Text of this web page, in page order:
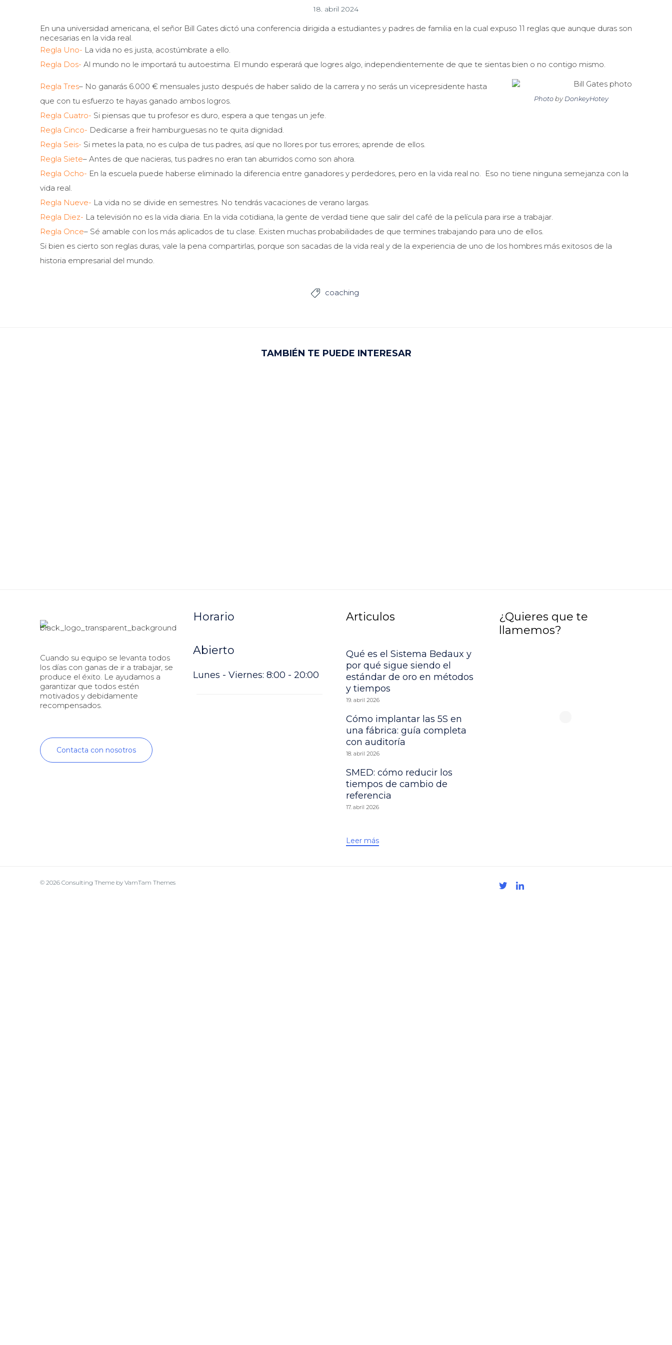
18. abril 2024
En una universidad americana, el señor Bill Gates dictó una conferencia dirigida a estudiantes y padres de familia en la cual expuso 11 reglas que aunque duras son
necesarias en la vida real.
Regla Uno- La vida no es justa, acostúmbrate a ello.
Regla Dos- Al mundo no le importará tu autoestima. El mundo esperará que logres algo, independientemente de que te sientas bien o no contigo mismo.
Photo by DonkeyHotey
Regla Tres– No ganarás 6.000 € mensuales justo después de haber salido de la carrera y no serás un vicepresidente hasta
que con tu esfuerzo te hayas ganado ambos logros.
Regla Cuatro- Si piensas que tu profesor es duro, espera a que tengas un jefe.
Regla Cinco- Dedicarse a freir hamburguesas no te quita dignidad.
Regla Seis- Si metes la pata, no es culpa de tus padres, así que no llores por tus errores; aprende de ellos.
Regla Siete– Antes de que nacieras, tus padres no eran tan aburridos como son ahora.
Regla Ocho- En la escuela puede haberse eliminado la diferencia entre ganadores y perdedores, pero en la vida real no. Eso no tiene ninguna semejanza con la
vida real.
Regla Nueve- La vida no se divide en semestres. No tendrás vacaciones de verano largas.
Regla Diez- La televisión no es la vida diaria. En la vida cotidiana, la gente de verdad tiene que salir del café de la película para irse a trabajar.
Regla Once– Sé amable con los más aplicados de tu clase. Existen muchas probabilidades de que termines trabajando para uno de ellos.
Si bien es cierto son reglas duras, vale la pena compartirlas, porque son sacadas de la vida real y de la experiencia de uno de los hombres más exitosos de la
historia empresarial del mundo.
 coaching
TAMBIÉN TE PUEDE INTERESAR
Cuando su equipo se levanta todos
los días con ganas de ir a trabajar, se
produce el éxito. Le ayudamos a
garantizar que todos estén
motivados y debidamente
recompensados.
Contacta con nosotros
Horario
Abierto
Lunes - Viernes: 8:00 - 20:00
Articulos
Qué es el Sistema Bedaux y
por qué sigue siendo el
estándar de oro en métodos
y tiempos
19. abril 2026
Cómo implantar las 5S en
una fábrica: guía completa
con auditoría
18. abril 2026
SMED: cómo reducir los
tiempos de cambio de
referencia
17. abril 2026
Leer más
¿Quieres que te
llamemos?
© 2026 Consulting Theme by VamTam Themes